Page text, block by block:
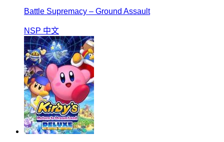
Battle Supremacy – Ground Assault
NSP 中文